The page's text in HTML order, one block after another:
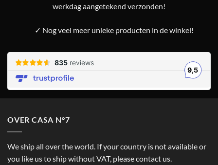
werkdag aangetekend verzonden!
✓ Nog veel meer unieke producten in de winkel!
OVER CASA N°7
We ship all over the world. If your country is not available or
you like us to ship without VAT, please contact us.